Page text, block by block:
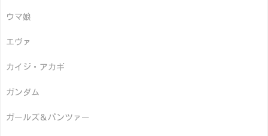
ウマ娘
エヴァ
カイジ・アカギ
ガンダム
ガールズ＆パンツァー